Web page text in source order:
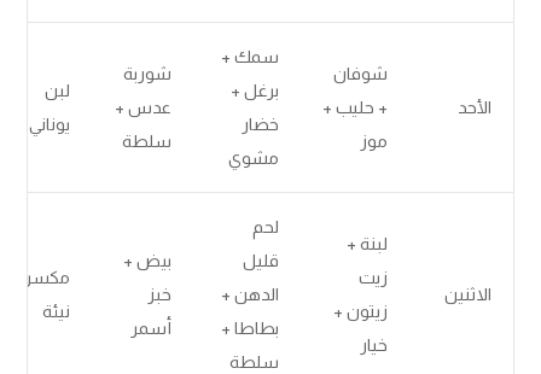
الأحد
شوفان
+ حليب +
موز
سمك +
برغل +
خضار
مشوي
شوربة
عدس +
سلطة
لبن
يوناني
الاثنين
لبنة +
زيت
زيتون +
خيار
لحم
قليل
الدهن +
بطاطا +
سلطة
بيض +
خبز
أسمر
مكسرات
نيئة